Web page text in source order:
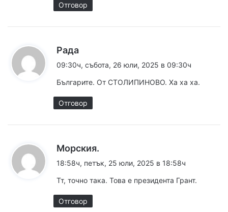
Отговор
Рада
а
:
09:30ч, събота, 26 юли, 2025 в 09:30ч
Българите. От СТОЛИПИНОВО. Ха ха ха.
Отговор
Морския.
а
18:58ч, петък, 25 юли, 2025 в 18:58ч
Тт, точно така. Това е президента Грант.
Отговор